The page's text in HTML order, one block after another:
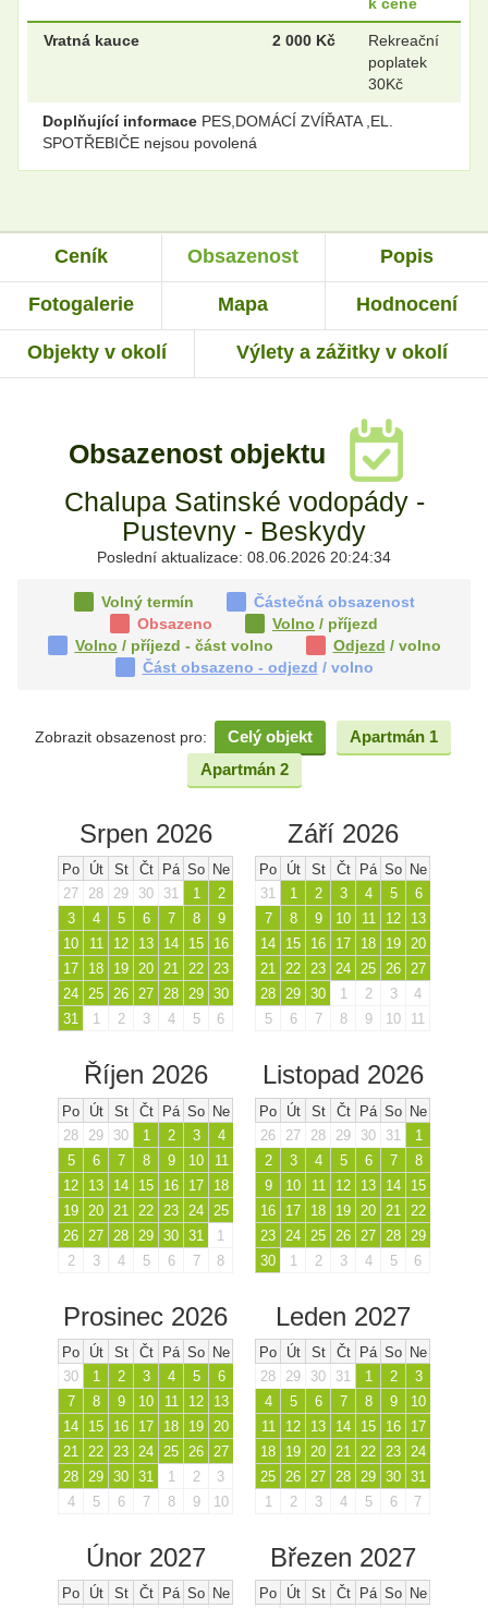
Vratná kauce 2 000 Kč
Rekreační
poplatek
30Kč
Doplňující informace PES,DOMÁCÍ ZVÍŘATA ,EL.
SPOTŘEBIČE nejsou povolená
Ceník Obsazenost Popis
Fotogalerie Mapa Hodnocení
Objekty v okolí Výlety a zážitky v okolí
Obsazenost objektu
Chalupa Satinské vodopády -
Pustevny - Beskydy
Poslední aktualizace: 08.06.2026 20:24:34
Volný termín
Částečná obsazenost
Obsazeno
Volno / příjezd
Volno / příjezd - část volno Odjezd / volno
Část obsazeno - odjezd / volno
Zobrazit obsazenost pro: Celý objekt
Apartmán 1
Apartmán 2
Srpen 2026
Po Út St Čt Pá So Ne
27
28 29 30 31 1
2
3
4 5 6 7 8
9
10
11 12 13 14 15
16
17
18 19 20 21 22 23
24 25 26 27 28 29 30
31
1 2 3 4 5 6
Září 2026
Po Út St Čt Pá So Ne
31
1 2 3 4 5
6
7
8 9 10 11 12
13
14
15 16 17 18 19 20
21 22 23 24 25 26 27
28 29 30 1 2 3
4
5
6 7 8 9 10 11
Říjen 2026
Po Út St Čt Pá So Ne
28
29 30 1 2 3
4
5
6 7 8 9 10
11
12
13 14 15 16 17
18
19
20 21 22 23 24
25
26
27 28 29 30 31
1
2
3 4 5 6 7 8
Listopad 2026
Po Út St Čt Pá So Ne
26
27 28 29 30 31
1
2
3 4 5 6 7
8
9
10 11 12 13 14
15
16
17 18 19 20 21
22
23
24 25 26 27 28
29
30
1 2 3 4 5 6
Prosinec 2026
Po Út St Čt Pá So Ne
30
1 2 3 4 5
6
7
8 9 10 11 12
13
14
15 16 17 18 19
20
21
22 23 24 25 26
27
28
29 30 31 1 2
3
4
5 6 7 8 9 10
Leden 2027
Po Út St Čt Pá So Ne
28
29 30 31 1 2
3
4
5 6 7 8 9
10
11
12 13 14 15 16
17
18
19 20 21 22 23
24
25
26 27 28 29 30 31
1
2 3 4 5 6 7
Únor 2027
Po Út St Čt Pá So Ne
Březen 2027
Po Út St Čt Pá So Ne